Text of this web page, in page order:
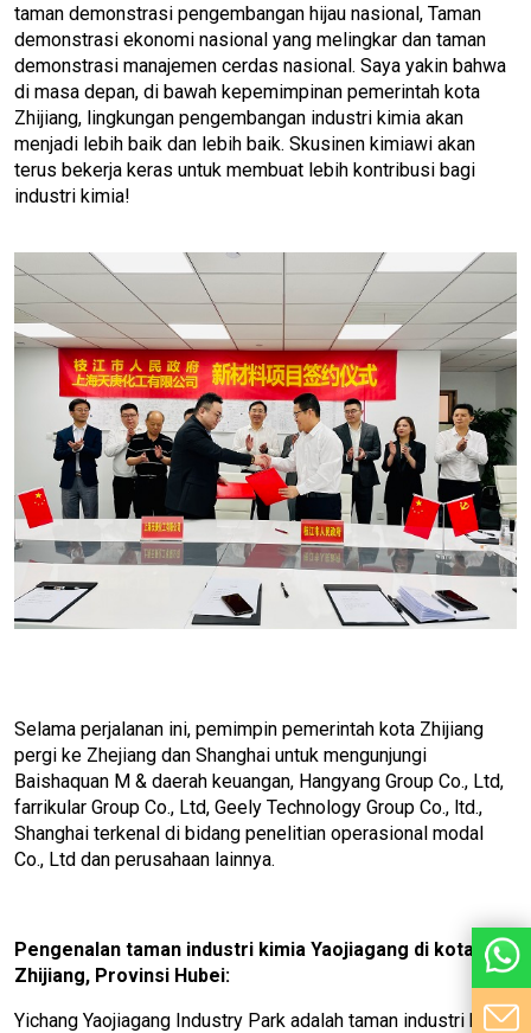
taman demonstrasi pengembangan hijau nasional, Taman
demonstrasi ekonomi nasional yang melingkar dan taman
demonstrasi manajemen cerdas nasional. Saya yakin bahwa
di masa depan, di bawah kepemimpinan pemerintah kota
Zhijiang, lingkungan pengembangan industri kimia akan
menjadi lebih baik dan lebih baik. Skusinen kimiawi akan
terus bekerja keras untuk membuat lebih kontribusi bagi
industri kimia!
Selama perjalanan ini, pemimpin pemerintah kota Zhijiang
pergi ke Zhejiang dan Shanghai untuk mengunjungi
Baishaquan M & daerah keuangan, Hangyang Group Co., Ltd,
farrikular Group Co., Ltd, Geely Technology Group Co., ltd.,
Shanghai terkenal di bidang penelitian operasional modal
Co., Ltd dan perusahaan lainnya.
Pengenalan taman industri kimia Yaojiagang di kota
Zhijiang, Provinsi Hubei:
Yichang Yaojiagang Industry Park adalah taman industri kimia